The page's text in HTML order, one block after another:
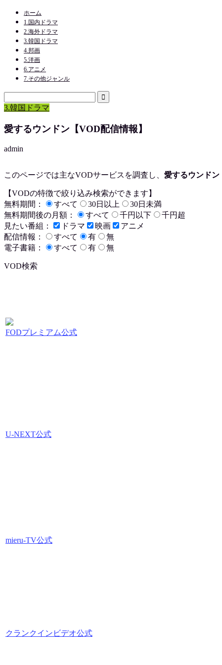
ホーム
1.国内ドラマ
2.海外ドラマ
3.韓国ドラマ
4.邦画
5.洋画
6.アニメ
7.その他ジャンル
3.韓国ドラマ
愛するウンドン【VOD配信情報】
admin
このページでは主なVODサービスを調査し、 愛するウンドン
【VODの特徴で絞り込み検索ができます】
無料期間：
すべて 30日以上
30日未満
無料期間後の月額：
すべて 千円以下
千円超
見たい番組：
ドラマ 映画
アニメ
配信情報：
すべて 有
無
電子書籍：
すべて 有 無
VOD検索
FODプレミアム公式
U-NEXT公式
mieru-TV公式
クランクインビデオ公式